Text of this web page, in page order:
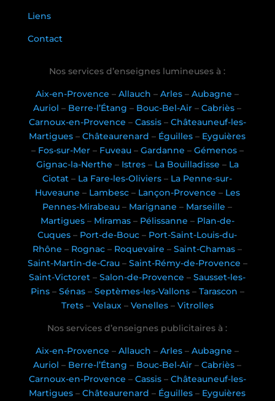
Liens
Contact
Nos services d’enseignes lumineuses à :
Aix-en-Provence –Allauch –Arles –Aubagne –
Auriol – Berre-l’Étang – Bouc-Bel-Air –Cabriès –
Carnoux-en-Provence – Cassis– Châteauneuf-les-
Martigues –Châteaurenard – Éguilles – Eyguières
– Fos-sur-Mer– Fuveau– Gardanne – Gémenos–
Gignac-la-Nerthe – Istres– La Bouilladisse – La
Ciotat – La Fare-les-Oliviers – La Penne-sur-
Huveaune – Lambesc– Lançon-Provence – Les
Pennes-Mirabeau – Marignane – Marseille –
Martigues– Miramas– Pélissanne – Plan-de-
Cuques – Port-de-Bouc – Port-Saint-Louis-du-
Rhône – Rognac – Roquevaire –Saint-Chamas –
Saint-Martin-de-Crau– Saint-Rémy-de-Provence –
Saint-Victoret –Salon-de-Provence –Sausset-les-
Pins– Sénas– Septèmes-les-Vallons– Tarascon –
Trets– Velaux– Venelles– Vitrolles
Nos services d’enseignes publicitaires à :
Aix-en-Provence –Allauch –Arles –Aubagne –
Auriol – Berre-l’Étang – Bouc-Bel-Air –Cabriès –
Carnoux-en-Provence – Cassis– Châteauneuf-les-
Martigues –Châteaurenard – Éguilles – Eyguières